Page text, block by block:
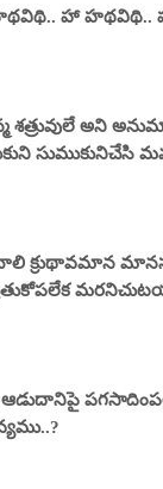
హా హథవిథి..
శత్రువులే అని
క్రుథావమాన
ఆడుదానిపై